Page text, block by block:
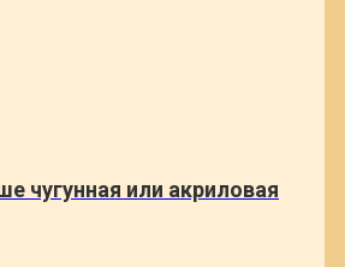
чугунная или акриловая